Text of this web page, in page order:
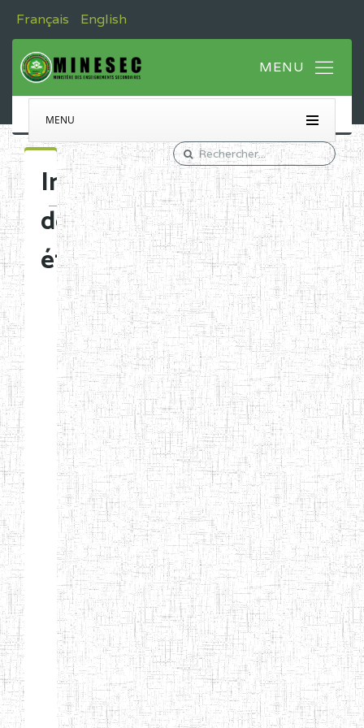
Français English
MENU
Immatriculation
des
établissements
Etablissements
d'enseignement
normal
ENI
Chercher:
Effacer les filtres
Denomination
Type